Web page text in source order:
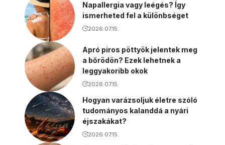
Napallergia vagy leégés? Így
ismerheted fel a különbséget
2026.07.15.
Apró piros pöttyök jelentek meg
a bőrödön? Ezek lehetnek a
leggyakoribb okok
2026.07.15.
Hogyan varázsoljuk életre szóló
tudományos kalanddá a nyári
éjszakákat?
2026.07.15.